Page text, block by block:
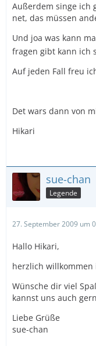
Außerdem singe ich
net, das müssen
Und joa was kann
fragen gibt kann ich
Auf jeden Fall freu
Det wars dann von
Hikari
sue-chan
Legende
27. September 2009 um
Hallo Hikari,
herzlich willkommen
Wünsche dir viel
kannst uns auch
Liebe Grüße
sue-chan